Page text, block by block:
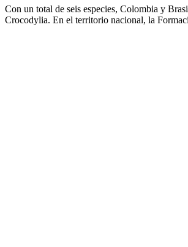
Con un total de seis especies, Colombia y
Crocodylia. En el territorio nacional, la